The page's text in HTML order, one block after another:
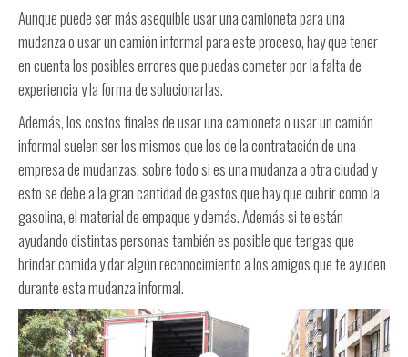
Aunque puede ser más asequible usar una camioneta para una
mudanza o usar un camión informal para este proceso, hay que tener
en cuenta los posibles errores que puedas cometer por la falta de
experiencia y la forma de solucionarlas.
Además, los costos finales de usar una camioneta o usar un camión
informal suelen ser los mismos que los de la contratación de una
empresa de mudanzas, sobre todo si es una mudanza a otra ciudad y
esto se debe a la gran cantidad de gastos que hay que cubrir como la
gasolina, el material de empaque y demás. Además si te están
ayudando distintas personas también es posible que tengas que
brindar comida y dar algún reconocimiento a los amigos que te ayuden
durante esta mudanza informal.